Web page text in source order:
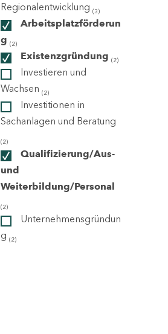
Regionalentwicklung (3)
Arbeitsplatzförderun
g (2)
Existenzgründung (2)
Investieren und
Wachsen (2)
Investitionen in
Sachanlagen und Beratung
(2)
Qualifizierung/Aus-
und
Weiterbildung/Personal
(2)
Unternehmensgründun
g (2)